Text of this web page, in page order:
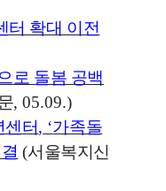
터 확대 이전
로 돌봄 공백
, 05.09.)
터, ‘가족돌
(서울복지신